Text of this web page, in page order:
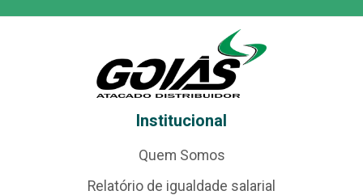
Institucional
Quem Somos
Relatório de igualdade salarial